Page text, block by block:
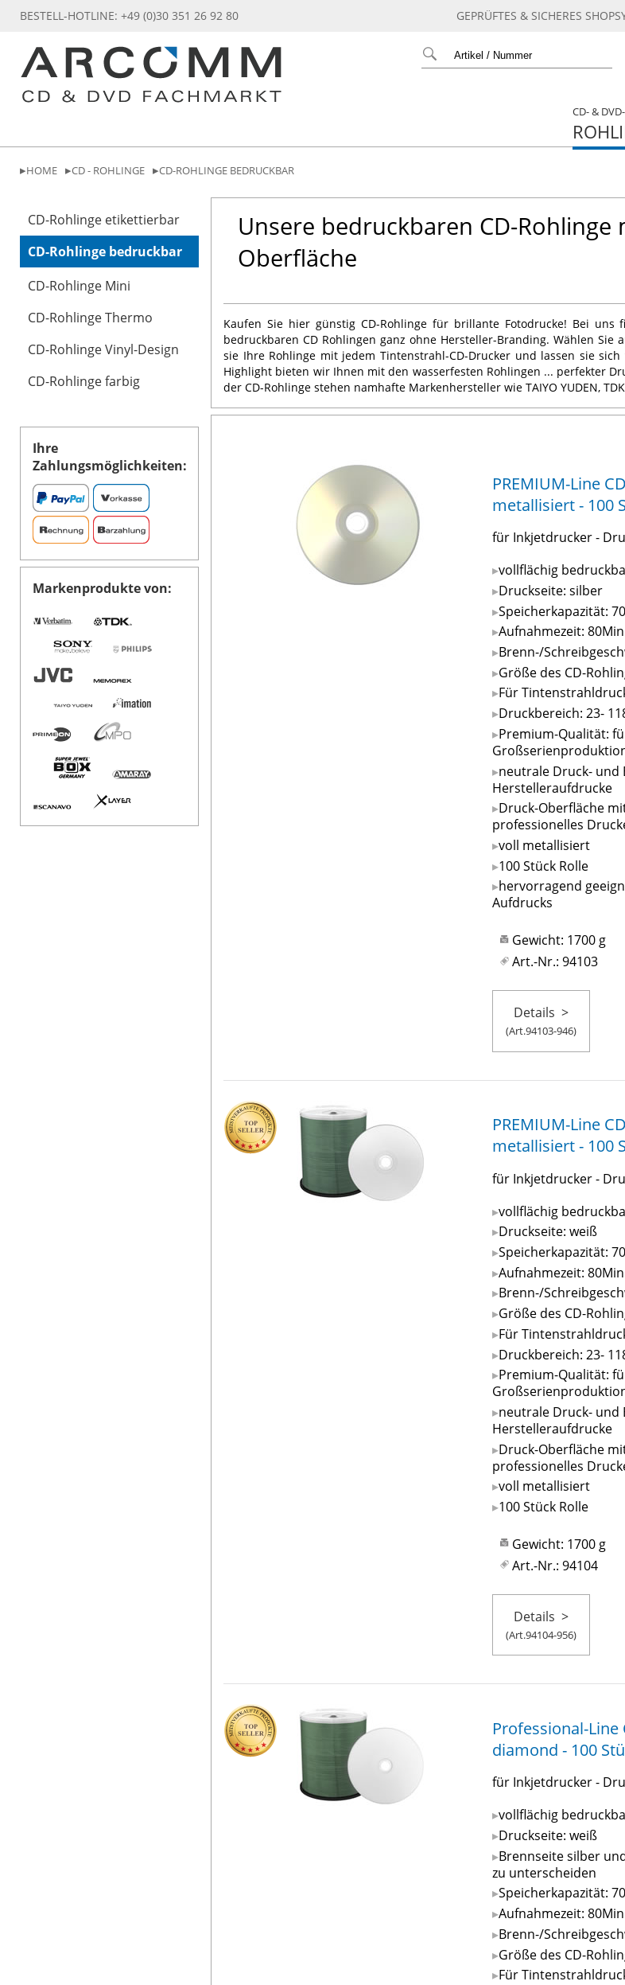
BESTELL-HOTLINE: +49 (0)30 351 26 92 80 GEPRÜFTES & SICHERES
CD- & DVD-
HOME CD - ROHLINGE CD-ROHLINGE BEDRUCKBAR
CD-Rohlinge etikettierbar
CD-Rohlinge bedruckbar
CD-Rohlinge Mini
CD-Rohlinge Thermo
CD-Rohlinge Vinyl-Design
CD-Rohlinge farbig
Ihre
Zahlungsmöglichkeiten:
Markenprodukte von:
Unsere bedruckbaren CD-
Oberfläche
Kaufen Sie hier günstig CD-Rohlinge für brillante Fotodrucke! Bei
bedruckbaren CD Rohlingen ganz ohne Hersteller-Branding. Wählen
sie Ihre Rohlinge mit jedem Tintenstrahl-CD-Drucker und lassen sie
Highlight bieten wir Ihnen mit den wasserfesten Rohlingen ... perfekter
der CD-Rohlinge stehen namhafte Markenhersteller wie TAIYO YUDEN,
PREMIUM-Line
metallisiert - 100
für Inkjetdrucker -
vollflächig
Druckseite: silber
Speicherkapazität:
Aufnahmezeit:
Brenn-/
Größe des CD-
Für
Druckbereich: 23-
Premium-Qualität:
neutrale Druck- und
Herstelleraufdrucke
Druck-Oberfläche
professionelles
voll metallisiert
100 Stück Rolle
hervorragend
Aufdrucks
Gewicht: 1700 g
Art.-Nr.: 94103
Details >
(Art.94103-946)
PREMIUM-Line
metallisiert - 100
für Inkjetdrucker -
vollflächig
Druckseite: weiß
Speicherkapazität:
Aufnahmezeit:
Brenn-/
Größe des CD-
Für
Druckbereich: 23-
Premium-Qualität:
neutrale Druck- und
Herstelleraufdrucke
Druck-Oberfläche
professionelles
voll metallisiert
100 Stück Rolle
Gewicht: 1700 g
Art.-Nr.: 94104
Details >
(Art.94104-956)
Professional-
diamond - 100
für Inkjetdrucker -
vollflächig
Druckseite: weiß
Brennseite silber
zu unterscheiden
Speicherkapazität:
Aufnahmezeit:
Brenn-/
Größe des CD-
Für